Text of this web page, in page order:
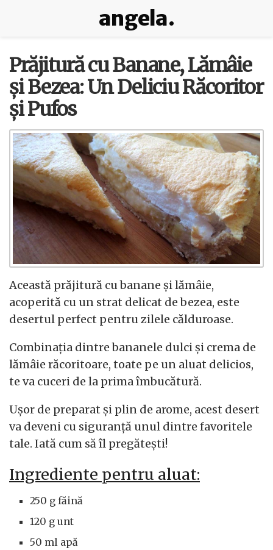
angela.
Prăjitură cu Banane, Lămâie
și Bezea: Un Deliciu Răcoritor
și Pufos
Această prăjitură cu banane și lămâie,
acoperită cu un strat delicat de bezea, este
desertul perfect pentru zilele călduroase.
Combinația dintre bananele dulci și crema de
lămâie răcoritoare, toate pe un aluat delicios,
te va cuceri de la prima îmbucătură.
Ușor de preparat și plin de arome, acest desert
va deveni cu siguranță unul dintre favoritele
tale. Iată cum să îl pregătești!
Ingrediente pentru aluat:
250 g făină
120 g unt
50 ml apă